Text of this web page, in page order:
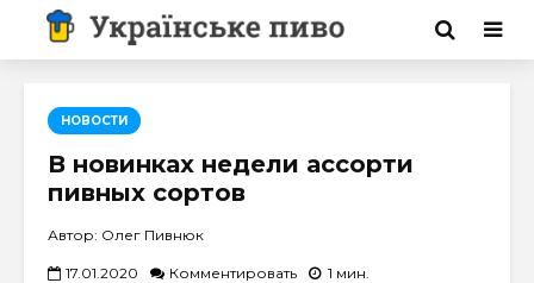
НОВОСТИ
В новинках недели ассорти
пивных сортов
Автор: Олег Пивнюк
17.01.2020 Комментировать 1 мин.